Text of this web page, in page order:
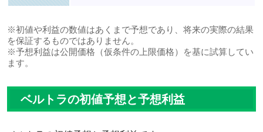
※初値や利益の数値はあくまで予想であり、将来の実際の結果
を保証するものではありません。
※予想利益は公開価格（仮条件の上限価格）を基に試算してい
ます。
ベルトラの初値予想と予想利益